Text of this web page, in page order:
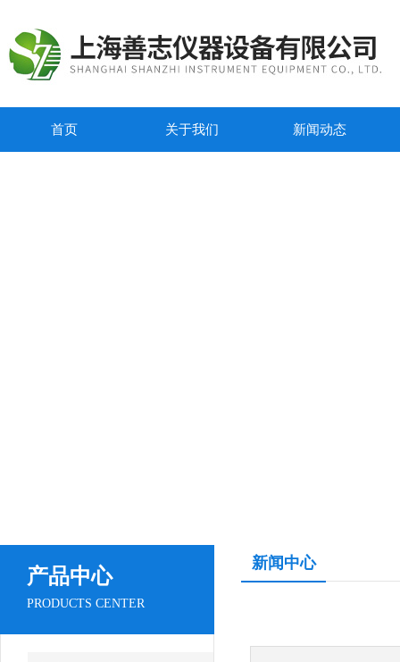
首页 关于我们 新闻动态
产品中心
PRODUCTS CENTER
新闻中心